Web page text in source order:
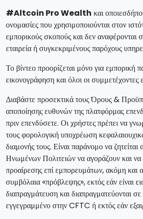
#Altcoin Pro Wealth και
ονομασίες που χρησιμοποιούνται στον
εμπορικούς σκοπούς και δεν αναφέρονται
εταιρεία ή συγκεκριμένους παρόχους
Το βίντεο προορίζεται μόνο για εμπορική
εικονογράφηση και όλοι οι συμμετέχοντες
Διαβάστε προσεκτικά τους Όρους &
αποποίησης ευθυνών της πλατφόρμας
πριν επενδύσετε. Οι χρήστες πρέπει να
τους φορολογική υποχρέωση
διαμονής τους. Είναι παράνομο να
Ηνωμένων Πολιτειών να αγοράζουν και
προαίρεσης επί εμπορευμάτων, ακόμη και
συμβόλαια «πρόβλεψης», εκτός εάν είναι
διαπραγμάτευση και διαπραγματεύονται
εγγεγραμμένο στην CFTC ή εκτός εάν